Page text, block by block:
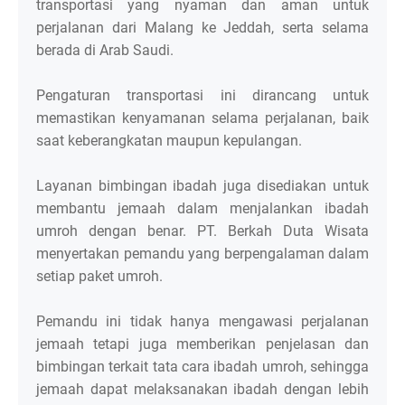
transportasi yang nyaman dan aman untuk
perjalanan dari Malang ke Jeddah, serta selama
berada di Arab Saudi.
Pengaturan transportasi ini dirancang untuk
memastikan kenyamanan selama perjalanan, baik
saat keberangkatan maupun kepulangan.
Layanan bimbingan ibadah juga disediakan untuk
membantu jemaah dalam menjalankan ibadah
umroh dengan benar. PT. Berkah Duta Wisata
menyertakan pemandu yang berpengalaman dalam
setiap paket umroh.
Pemandu ini tidak hanya mengawasi perjalanan
jemaah tetapi juga memberikan penjelasan dan
bimbingan terkait tata cara ibadah umroh, sehingga
jemaah dapat melaksanakan ibadah dengan lebih